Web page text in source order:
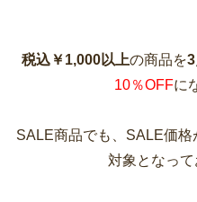
税込￥1,000以上の商品を
10％OFFに
SALE商品でも、SALE価
対象となっ